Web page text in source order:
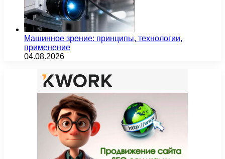
Машинное зрение: принципы, технологии,
применение
04.08.2026